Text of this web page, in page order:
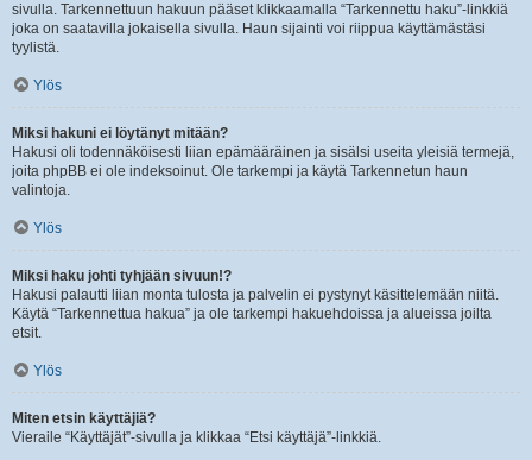
sivulla. Tarkennettuun hakuun pääset klikkaamalla “Tarkennettu haku”-linkkiä
joka on saatavilla jokaisella sivulla. Haun sijainti voi riippua käyttämästäsi
tyylistä.
Ylös
Miksi hakuni ei löytänyt mitään?
Hakusi oli todennäköisesti liian epämääräinen ja sisälsi useita yleisiä termejä,
joita phpBB ei ole indeksoinut. Ole tarkempi ja käytä Tarkennetun haun
valintoja.
Ylös
Miksi haku johti tyhjään sivuun!?
Hakusi palautti liian monta tulosta ja palvelin ei pystynyt käsittelemään niitä.
Käytä “Tarkennettua hakua” ja ole tarkempi hakuehdoissa ja alueissa joilta
etsit.
Ylös
Miten etsin käyttäjiä?
Vieraile “Käyttäjät”-sivulla ja klikkaa “Etsi käyttäjä”-linkkiä.